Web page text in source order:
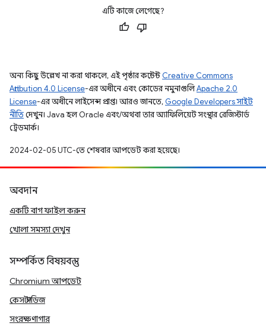
এটি কাজে লেগেছে?
অন্য কিছু উল্লেখ না করা থাকলে, এই পৃষ্ঠার কন্টেন্ট Creative Commons
Attribution 4.0 License-এর অধীনে এবং কোডের নমুনাগুলিApache 2.0
License-এর অধীনে লাইসেন্স প্রাপ্ত। আরও জানতে, Google Developers সাইট
নীতিদেখুন। Java হল Oracle এবং/অথবা তার অ্যাফিলিয়েট সংস্থার রেজিস্টার্ড
ট্রেডমার্ক।
2024-02-05 UTC-তে শেষবার আপডেট করা হয়েছে।
অবদান
একটি বাগ ফাইল করুন
খোলা সমস্যা দেখুন
সম্পর্কিত বিষয়বস্তু
Chromium আপডেট
কেস স্টাডিজ
সংরক্ষণাগার